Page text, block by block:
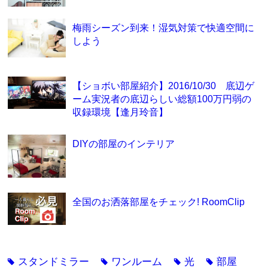
梅雨シーズン到来！湿気対策で快適空間に
しよう
【ショボい部屋紹介】2016/10/30 底辺ゲ
ーム実況者の底辺らしい総額100万円弱の
収録環境【逢月玲音】
DIYの部屋のインテリア
全国のお洒落部屋をチェック! RoomClip
tag スタンドミラー tag ワンルーム tag光 tag部屋